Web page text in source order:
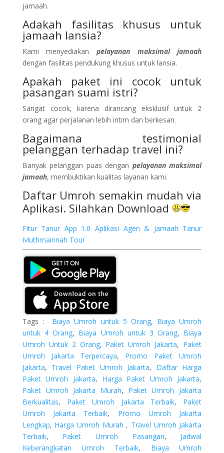
jamaah.
Adakah fasilitas khusus untuk
jamaah lansia?
Kami menyediakan pelayanan maksimal jamaah
dengan fasilitas pendukung khusus untuk lansia.
Apakah paket ini cocok untuk
pasangan suami istri?
Sangat cocok, karena dirancang eksklusif untuk 2
orang agar perjalanan lebih intim dan berkesan.
Bagaimana testimonial
pelanggan terhadap travel ini?
Banyak pelanggan puas dengan pelayanan maksimal
jamaah, membuktikan kualitas layanan kami.
Daftar Umroh semakin mudah via
Aplikasi. Silahkan Download
Fitur Tanur App 1.0 Aplikasi Agen & Jamaah Tanur
Muthmainnah Tour
Tags : Biaya Umroh untuk 5 Orang, Biaya Umroh
untuk 4 Orang, Biaya Umroh untuk 3 Orang, Biaya
Umroh Untuk 2 Orang, Paket Umroh Jakarta, Paket
Umroh Jakarta Terpercaya, Promo Paket Umroh
Jakarta, Travel Paket Umroh Jakarta, Daftar Harga
Paket Umroh Jakarta, Harga Paket Umroh Jakarta,
Paket Umroh Jakarta Murah, Paket Umroh Jakarta
Berkualitas, Paket Umroh Jakarta Terbaik, Paket
Umroh Jakarta Terbaik, Promo Umroh Jakarta
Lengkap, Harga Umroh Murah , Travel Umroh Jakarta
Terbaik, Paket Umroh Pasangan, Jadwal
Keberangkatan Umroh Terbaik, Biaya Umroh